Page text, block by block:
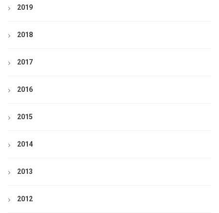
2019
2018
2017
2016
2015
2014
2013
2012